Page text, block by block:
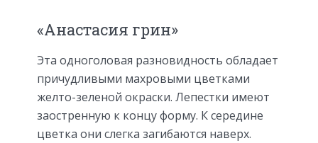
«Анастасия грин»
Эта одноголовая разновидность обладает
причудливыми махровыми цветками
желто-зеленой окраски. Лепестки имеют
заостренную к концу форму. К середине
цветка они слегка загибаются наверх.